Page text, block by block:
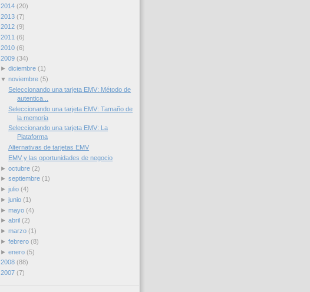
2014 (20)
2013 (7)
2012 (9)
2011 (6)
2010 (6)
2009 (34)
► diciembre (1)
▼ noviembre (5)
Seleccionando una tarjeta EMV: Método de
autentica...
Seleccionando una tarjeta EMV: Tamaño de
la memoria
Seleccionando una tarjeta EMV: La
Plataforma
Alternativas de tarjetas EMV
EMV y las oportunidades de negocio
► octubre (2)
► septiembre (1)
► julio (4)
► junio (1)
► mayo (4)
► abril (2)
► marzo (1)
► febrero (8)
► enero (5)
2008 (88)
2007 (7)